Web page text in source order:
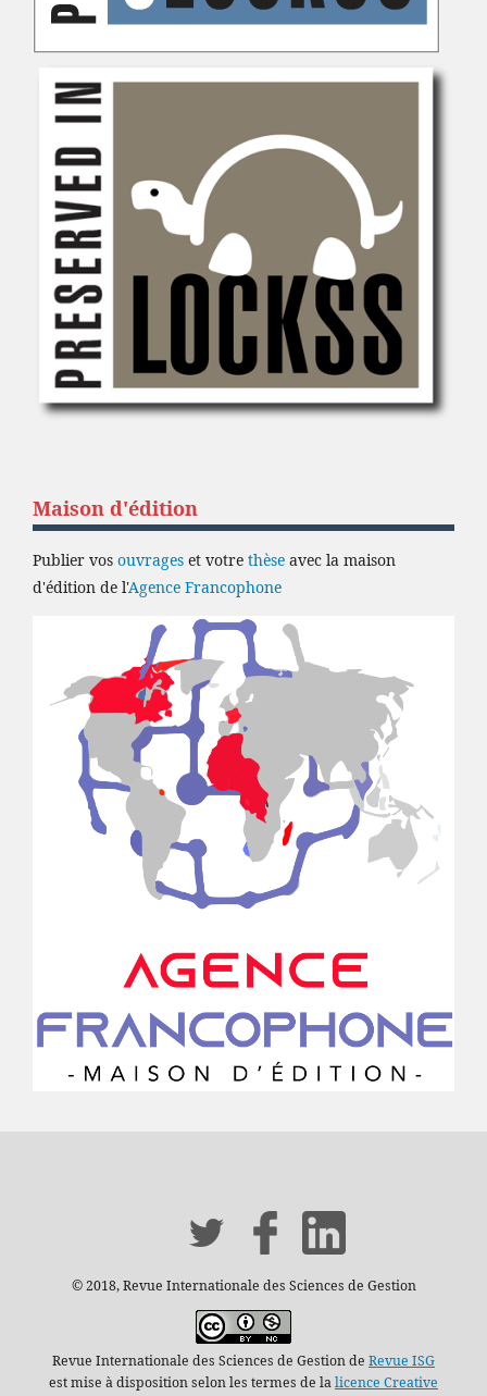
Maison d'édition
Publier vos ouvrages et votre thèse avec la maison
d'édition de l'Agence Francophone
© 2018, Revue Internationale des Sciences de Gestion
Revue Internationale des Sciences de Gestion de Revue ISG
est mise à disposition selon les termes de lalicence Creative